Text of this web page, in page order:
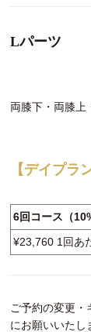
Lパーツ
両膝下・両膝上
【デイプラ
6回コース（
¥23,760 1回あ
ご予約の変更・
にお願いいたし